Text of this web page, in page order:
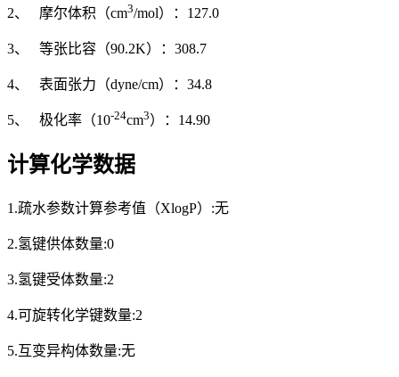
2、 摩尔体积（cm3/mol）：127.0
3、 等张比容（90.2K）：308.7
4、 表面张力（dyne/cm）：34.8
5、 极化率（10-24cm3）：14.90
计算化学数据
1.疏水参数计算参考值（XlogP）:无
2.氢键供体数量:0
3.氢键受体数量:2
4.可旋转化学键数量:2
5.互变异构体数量:无